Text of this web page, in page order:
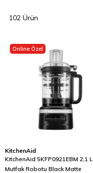
102 Ürün
KitchenAid
KitchenAid 5KFP0921EBM 2,1 L
Mutfak Robotu Black Matte
Online Özel